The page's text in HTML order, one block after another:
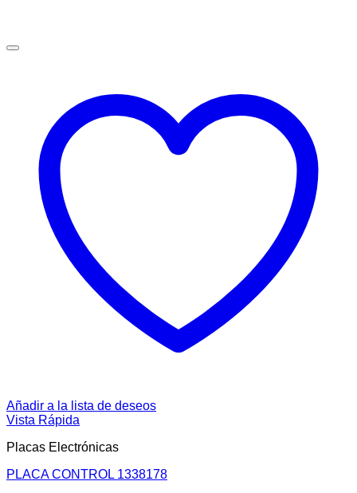
Añadir a la lista de deseos
Vista Rápida
Placas Electrónicas
PLACA CONTROL 1338178